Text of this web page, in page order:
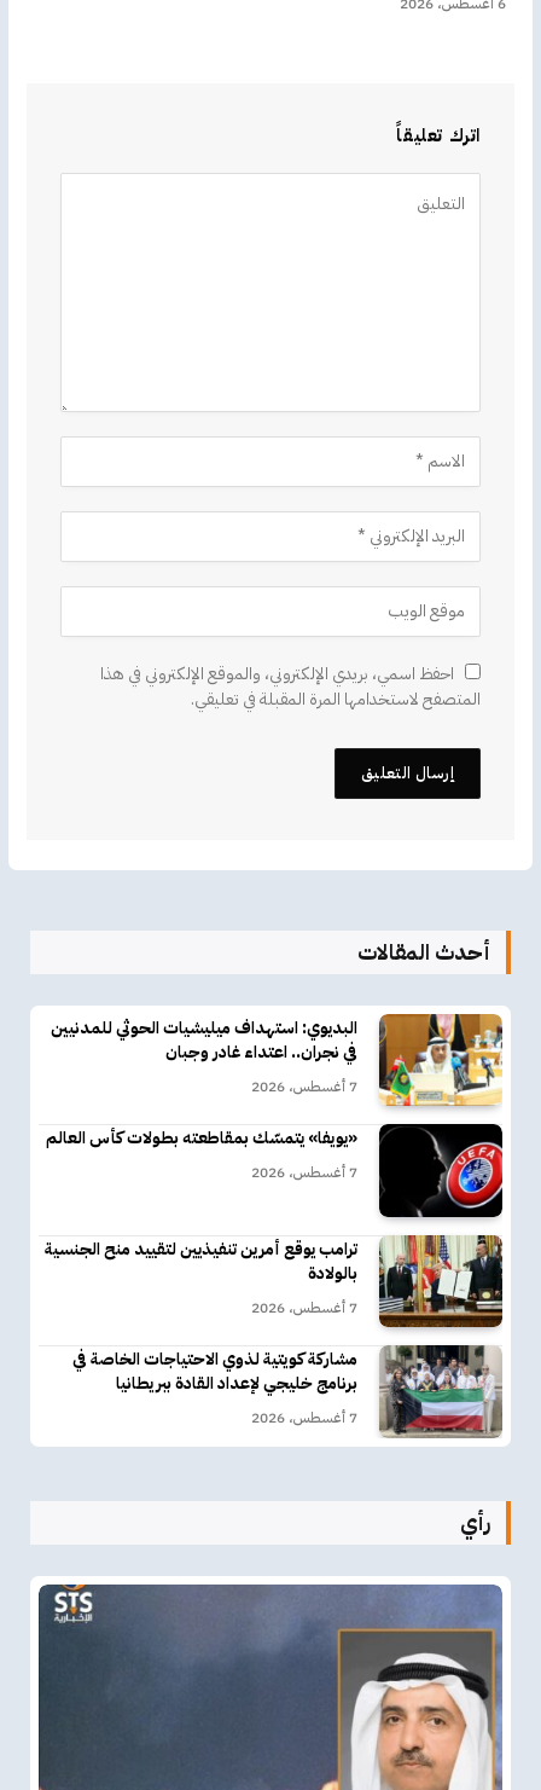
اترك تعليقاً
احفظ اسمي، بريدي الإلكتروني، والموقع الإلكتروني في هذا
المتصفح لاستخدامها المرة المقبلة في تعليقي.
أحدث المقالات
البديوي: استهداف ميليشيات الحوثي للمدنيين
في نجران.. اعتداء غادر وجبان
7 أغسطس، 2026
«يويفا» يتمسّك بمقاطعته بطولات كأس العالم
7 أغسطس، 2026
ترامب يوقع أمرين تنفيذيين لتقييد منح الجنسية
بالولادة
7 أغسطس، 2026
مشاركة كويتية لذوي الاحتياجات الخاصة في
برنامج خليجي لإعداد القادة ببريطانيا
7 أغسطس، 2026
رأي